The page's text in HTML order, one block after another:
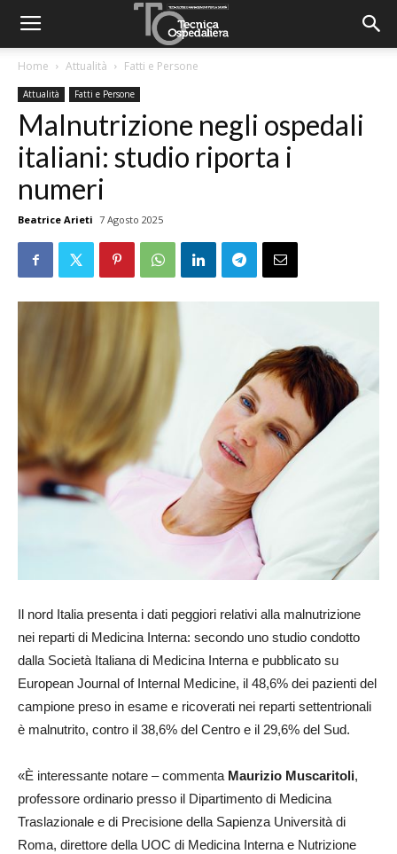
Home Attualità Fatti e Persone
Attualità Fatti e Persone
Malnutrizione negli ospedali
italiani: studio riporta i
numeri
Beatrice Arieti 7 Agosto 2025
Il nord Italia presenta i dati peggiori relativi alla malnutrizione
nei reparti di Medicina Interna: secondo uno studio condotto
dalla Società Italiana di Medicina Interna e pubblicato su
European Journal of Internal Medicine, il 48,6% dei pazienti del
campione preso in esame e ricoverati nei reparti settentrionali
è malnutrito, contro il 38,6% del Centro e il 29,6% del Sud.
«È interessante notare – commenta Maurizio Muscaritoli,
professore ordinario presso il Dipartimento di Medicina
Traslazionale e di Precisione della Sapienza Università di
Roma, direttore della UOC di Medicina Interna e Nutrizione